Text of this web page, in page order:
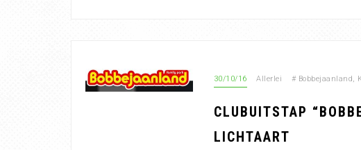
30/10/16 Allerlei # Bobbejaanland,
CLUBUITSTAP
LICHTAART